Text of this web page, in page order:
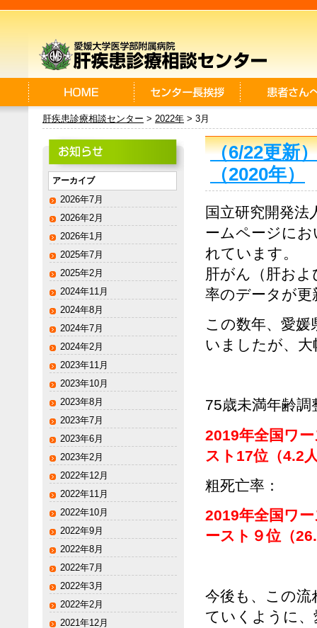
肝疾患診療相談センター > 2022年 > 3月
（6/22更新
（2020年）
国立研究開発
ームページに
れています。
肝がん（肝およ
率のデータが
この数年、愛
いましたが、
75歳未満年齢調
2019年全国ワ
スト17位（4.2
粗死亡率：
2019年全国ワ
ースト９位（
今後も、この流
ていくように、
アーカイブ
2026年7月
2026年2月
2026年1月
2025年7月
2025年2月
2024年11月
2024年8月
2024年7月
2024年2月
2023年11月
2023年10月
2023年8月
2023年7月
2023年6月
2023年2月
2022年12月
2022年11月
2022年10月
2022年9月
2022年8月
2022年7月
2022年3月
2022年2月
2021年12月